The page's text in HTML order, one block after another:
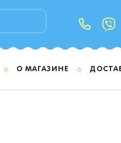
О МАГАЗИНЕ